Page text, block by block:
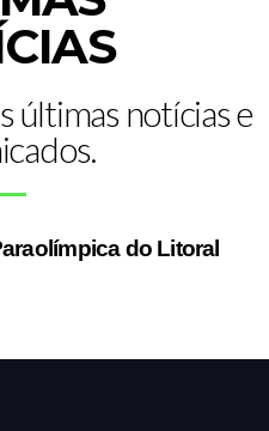
últimas notícias e
do Litoral